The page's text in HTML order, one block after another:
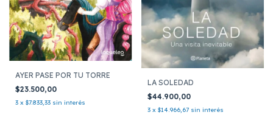
AYER PASE POR TU TORRE
$23.500,00
3 x $7.833,33 sin interés
LA SOLEDAD
$44.900,00
3 x $14.966,67 sin interés